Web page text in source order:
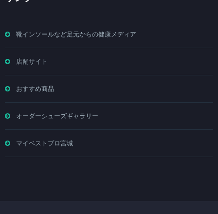
靴インソールなど足元からの健康メディア
店舗サイト
おすすめ商品
オーダーシューズギャラリー
マイベストプロ宮城